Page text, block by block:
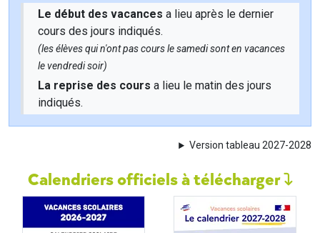
Le début des vacances a lieu après le dernier
cours des jours indiqués.
(les élèves qui n'ont pas cours le samedi sont en vacances
le vendredi soir)
La reprise des cours a lieu le matin des jours
indiqués.
Version tableau 2027-2028
Calendriers officiels à télécharger